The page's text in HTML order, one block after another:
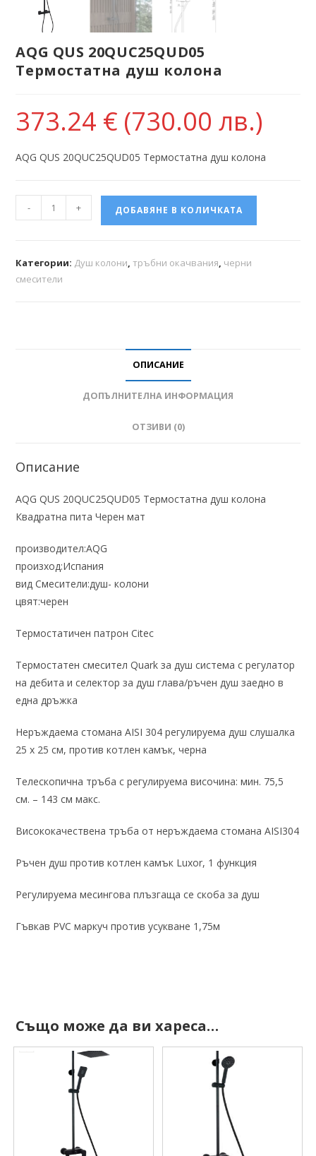
AQG QUS 20QUC25QUD05
Термостатна душ колона
373.24 € (730.00 лв.)
AQG QUS 20QUC25QUD05 Термостатна душ колона
- + ДОБАВЯНЕ В КОЛИЧКАТА
Категории: Душ колони,тръбни окачвания, черни
смесители
ОПИСАНИЕ
ДОПЪЛНИТЕЛНА ИНФОРМАЦИЯ
ОТЗИВИ (0)
Описание
AQG QUS 20QUC25QUD05 Термостатна душ колона
Квадратна пита Черен мат
производител:AQG
произход:Испания
вид Смесители:душ- колони
цвят:черен
Термостатичен патрон Citec
Термостатен смесител Quark за душ система с регулатор
на дебита и селектор за душ глава/ръчен душ заедно в
една дръжка
Неръждаема стомана AISI 304 регулируема душ слушалка
25 x 25 см, против котлен камък, черна
Телескопична тръба с регулируема височина: мин. 75,5
см. – 143 см макс.
Висококачествена тръба от неръждаема стомана AISI304
Ръчен душ против котлен камък Luxor, 1 функция
Регулируема месингова плъзгаща се скоба за душ
Гъвкав PVC маркуч против усукване 1,75м
Също може да ви хареса…